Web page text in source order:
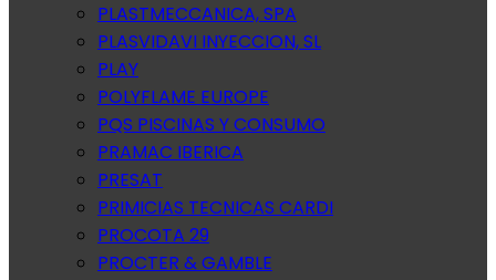
PLASTMECCANICA, SPA
PLASVIDAVI INYECCION, SL
PLAY
POLYFLAME EUROPE
PQS PISCINAS Y CONSUMO
PRAMAC IBERICA
PRESAT
PRIMICIAS TECNICAS CARDI
PROCOTA 29
PROCTER & GAMBLE